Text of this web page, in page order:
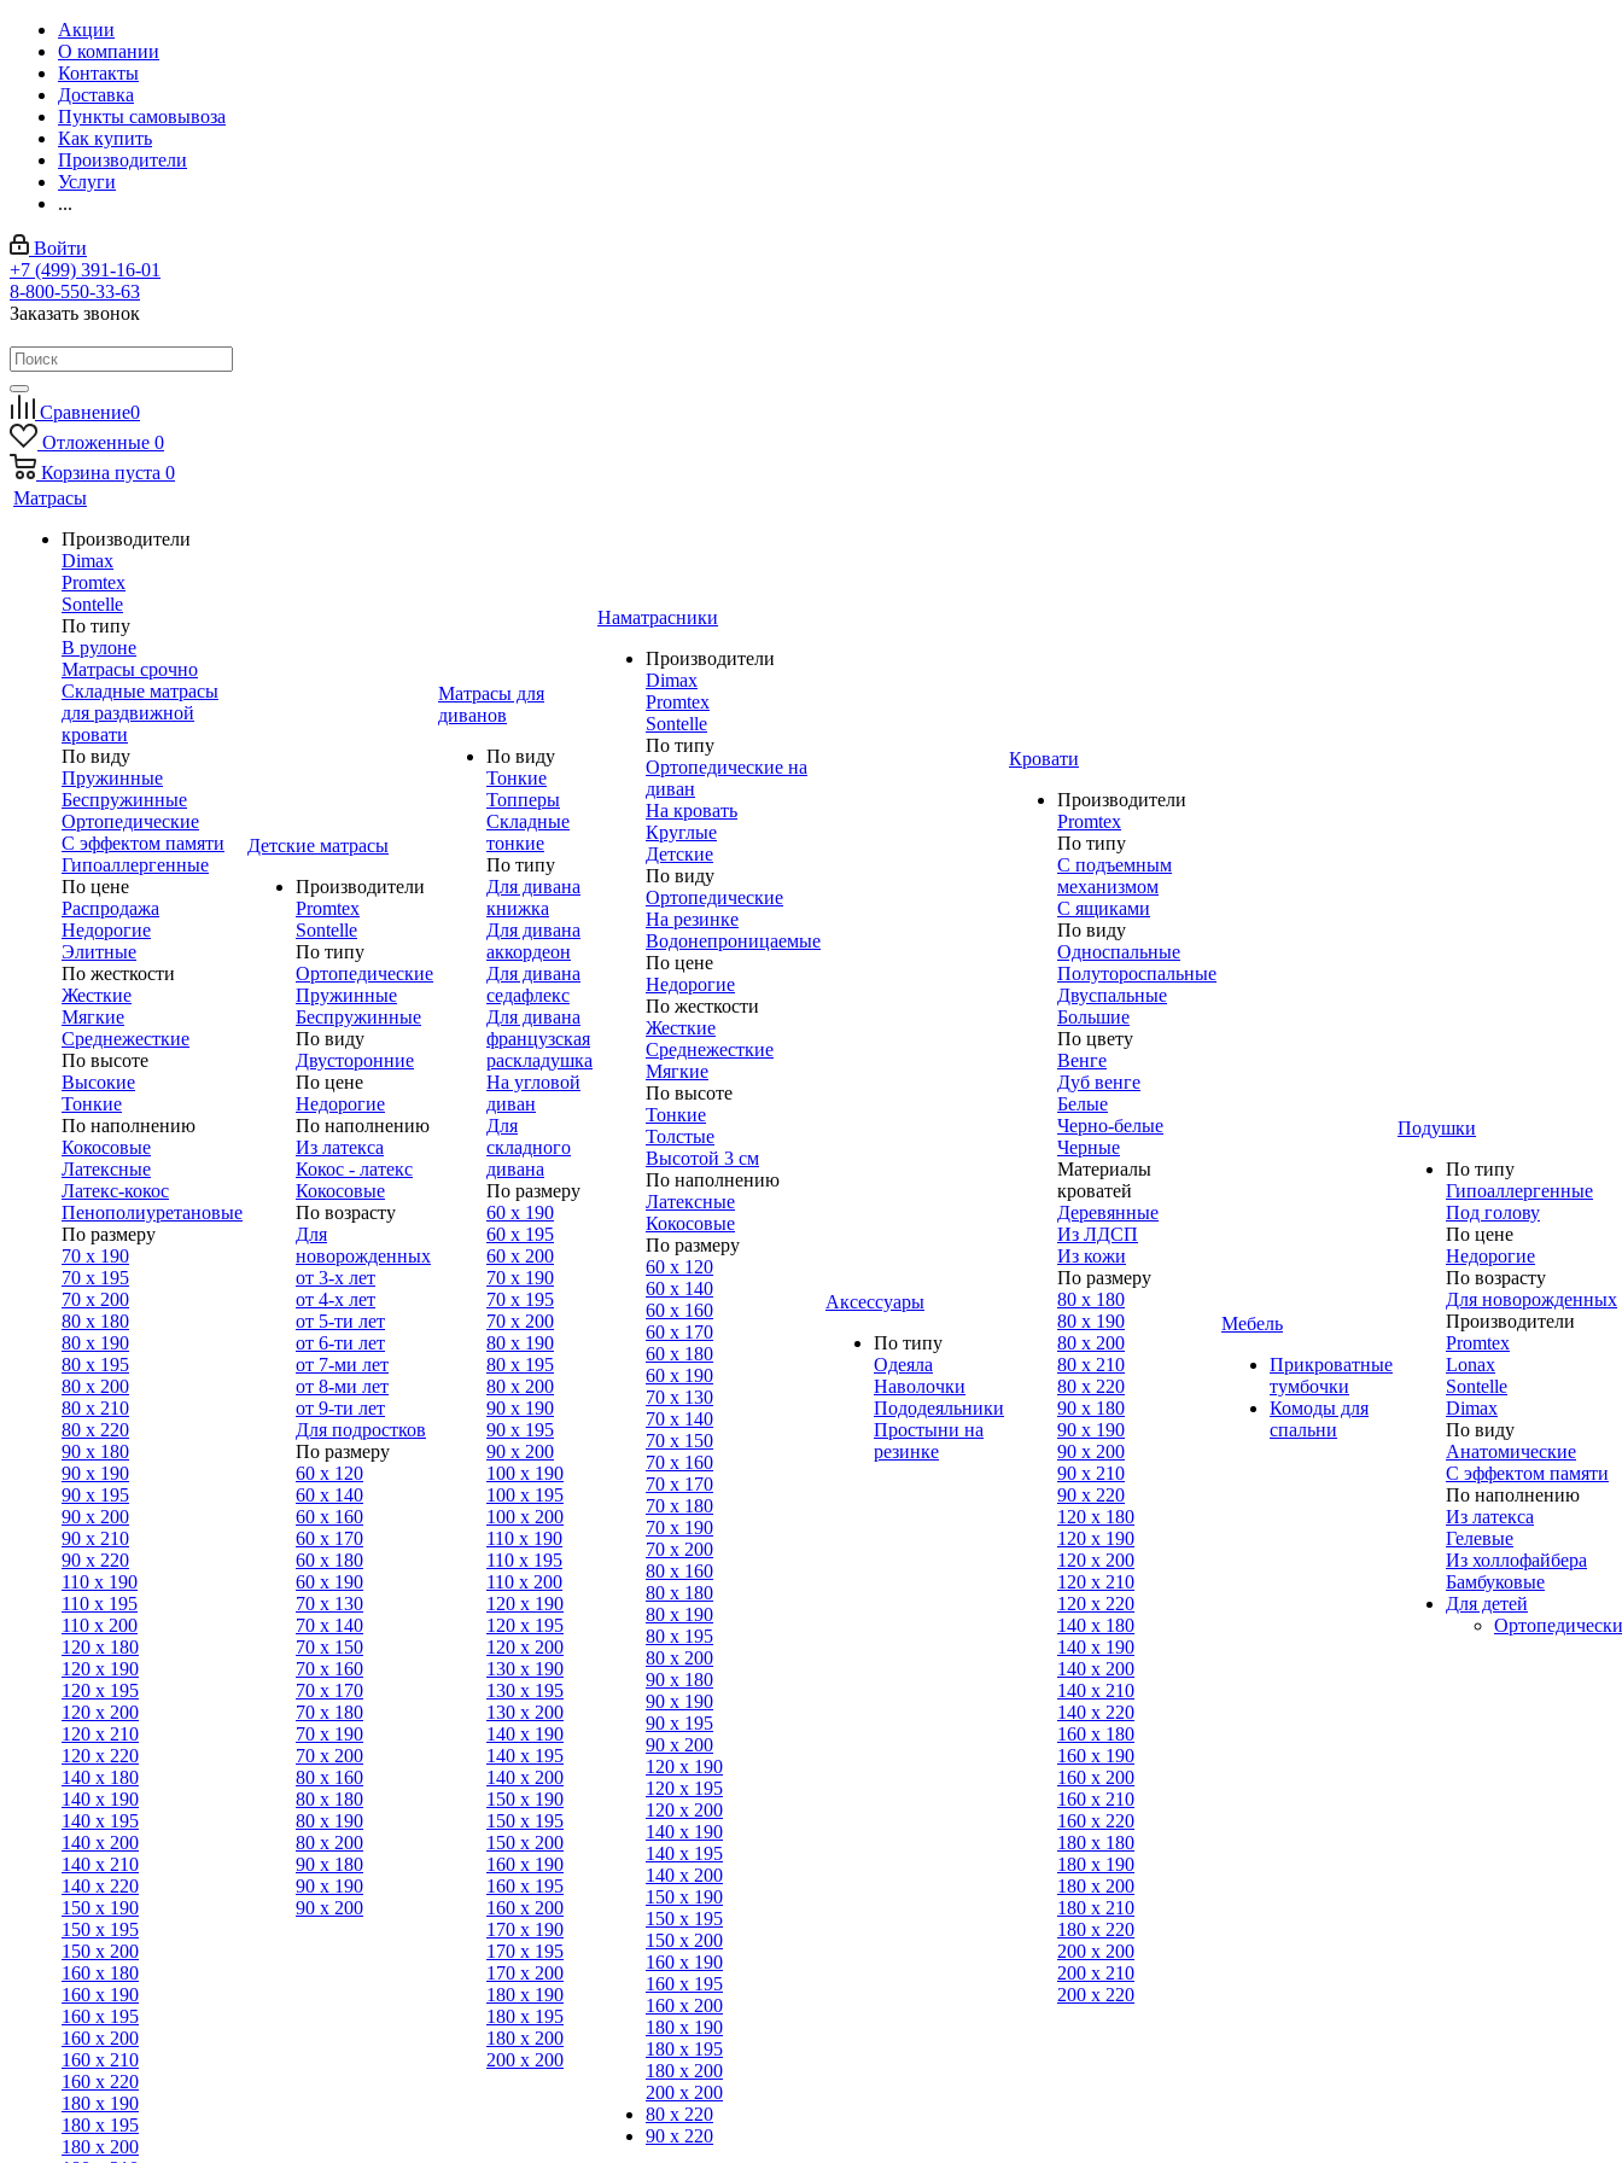
Акции
О компании
Контакты
Доставка
Пункты самовывоза
Как купить
Производители
Услуги
...
Войти
+7 (499) 391-16-01
8-800-550-33-63
Заказать звонок
Сравнение0
Отложенные 0
Корзина пуста 0
Матрасы
Производители
Dimax
Promtex
Sontelle
По типу
В рулоне
Матрасы срочно
Складные матрасы
для раздвижной
кровати
По виду
Пружинные
Беспружинные
Ортопедические
С эффектом памяти
Гипоаллергенные
По цене
Распродажа
Недорогие
Элитные
По жесткости
Жесткие
Мягкие
Среднежесткие
По высоте
Высокие
Тонкие
По наполнению
Кокосовые
Латексные
Латекс-кокос
Пенополиуретановые
По размеру
70 х 190
70 х 195
70 х 200
80 х 180
80 х 190
80 х 195
80 х 200
80 x 210
80 x 220
90 x 180
90 х 190
90 х 195
90 х 200
90 x 210
90 x 220
110 x 190
110 x 195
110 x 200
120 x 180
120 х 190
120 х 195
120 х 200
120 x 210
120 x 220
140 x 180
140 х 190
140 х 195
140 х 200
140 x 210
140 x 220
150 х 190
150 х 195
150 х 200
160 x 180
160 х 190
160 х 195
160 х 200
160 x 210
160 x 220
180 х 190
180 х 195
180 х 200
Детские матрасы
Производители
Promtex
Sontelle
По типу
Ортопедические
Пружинные
Беспружинные
По виду
Двусторонние
По цене
Недорогие
По наполнению
Из латекса
Кокос - латекс
Кокосовые
По возрасту
Для
новорожденных
от 3-х лет
от 4-х лет
от 5-ти лет
от 6-ти лет
от 7-ми лет
от 8-ми лет
от 9-ти лет
Для подростков
По размеру
60 х 120
60 х 140
60 х 160
60 х 170
60 х 180
60 х 190
70 х 130
70 х 140
70 х 150
70 х 160
70 х 170
70 х 180
70 х 190
70 х 200
80 х 160
80 х 180
80 x 190
80 x 200
90 х 180
90 x 190
90 x 200
Матрасы для
диванов
По виду
Тонкие
Топперы
Складные
тонкие
По типу
Для дивана
книжка
Для дивана
аккордеон
Для дивана
седафлекс
Для дивана
французская
раскладушка
На угловой
диван
Для
складного
дивана
По размеру
60 х 190
60 х 195
60 х 200
70 x 190
70 х 195
70 x 200
80 x 190
80 x 195
80 x 200
90 x 190
90 x 195
90 x 200
100 x 190
100 х 195
100 x 200
110 x 190
110 х 195
110 х 200
120 х 190
120 х 195
120 х 200
130 х 190
130 х 195
130 х 200
140 х 190
140 х 195
140 х 200
150 х 190
150 х 195
150 х 200
160 х 190
160 х 195
160 х 200
170 х 190
170 х 195
170 х 200
180 х 190
180 х 195
180 х 200
200 x 200
Наматрасники
Производители
Dimax
Promtex
Sontelle
По типу
Ортопедические на
диван
На кровать
Круглые
Детские
По виду
Ортопедические
На резинке
Водонепроницаемые
По цене
Недорогие
По жесткости
Жесткие
Среднежесткие
Мягкие
По высоте
Тонкие
Толстые
Высотой 3 см
По наполнению
Латексные
Кокосовые
По размеру
60 х 120
60 х 140
60 х 160
60 х 170
60 х 180
60 х 190
70 х 130
70 х 140
70 х 150
70 х 160
70 х 170
70 х 180
70 х 190
70 х 200
80 х 160
80 х 180
80 x 190
80 х 195
80 х 200
90 х 180
90 х 190
90 х 195
90 х 200
120 х 190
120 х 195
120 х 200
140 х 190
140 х 195
140 х 200
150 х 190
150 х 195
150 х 200
160 х 190
160 х 195
160 х 200
180 х 190
180 х 195
180 х 200
200 х 200
80 x 220
90 x 220
Аксессуары
По типу
Одеяла
Наволочки
Пододеяльники
Простыни на
резинке
Кровати
Производители
Promtex
По типу
С подъемным
механизмом
С ящиками
По виду
Односпальные
Полутороспальные
Двуспальные
Большие
По цвету
Венге
Дуб венге
Белые
Черно-белые
Черные
Материалы
кроватей
Деревянные
Из ЛДСП
Из кожи
По размеру
80 x 180
80 x 190
80 x 200
80 x 210
80 x 220
90 x 180
90 х 190
90 х 200
90 x 210
90 x 220
120 x 180
120 х 190
120 х 200
120 x 210
120 x 220
140 x 180
140 х 190
140 х 200
140 x 210
140 x 220
160 x 180
160 х 190
160 х 200
160 x 210
160 x 220
180 x 180
180 х 190
180 х 200
180 x 210
180 x 220
200 х 200
200 x 210
200 x 220
Мебель
Прикроватные
тумбочки
Комоды для
спальни
Подушки
По типу
Гипоаллергенные
Под голову
По цене
Недорогие
По возрасту
Для новорожденных
Производители
Promtex
Lonax
Sontelle
Dimax
По виду
Анатомические
С эффектом памяти
По наполнению
Из латекса
Гелевые
Из холлофайбера
Бамбуковые
Для детей